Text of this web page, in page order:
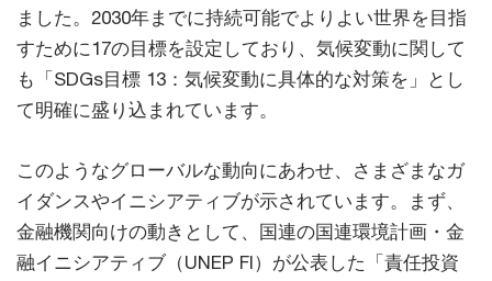
ました。2030年までに持続可能でよりよい世界を目指
すために17の目標を設定しており、気候変動に関して
も「SDGs目標 13：気候変動に具体的な対策を」とし
て明確に盛り込まれています。
このようなグローバルな動向にあわせ、さまざまなガ
イダンスやイニシアティブが示されています。まず、
金融機関向けの動きとして、国連の国連環境計画・金
融イニシアティブ（UNEP FI）が公表した「責任投資